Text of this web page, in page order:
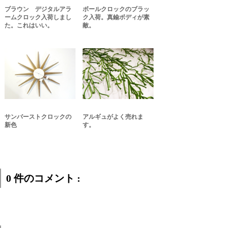
ブラウン デジタルアラ
ームクロック入荷しまし
た。これはいい。
ボールクロックのブラッ
ク入荷。真鍮ボディが素
敵。
サンバーストクロックの
新色
アルギュがよく売れま
す。
0 件のコメント :